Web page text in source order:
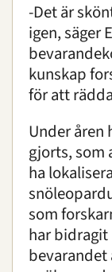
-Det är
igen, säger
kunskap
för att
Under åren
gjorts, som
ha
som
har
bevarandet